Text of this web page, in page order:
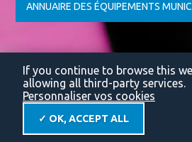
ANNUAIRE DES ÉQUIPEMENTS
If you continue to browse this
allowing all third-party services.
Personnaliser vos cookies
✓ OK, ACCEPT ALL